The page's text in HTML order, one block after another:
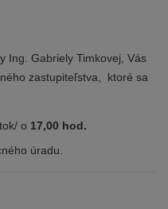
Ing. Gabriely Timkovej, Vás
zastupiteľstva, ktoré sa
o 17,00 hod.
úradu.